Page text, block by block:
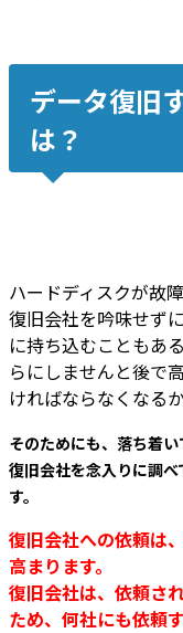
データ復旧
は？
ハードディスクが故
復旧会社を吟味せず
に持ち込むこともあ
らにしませんと後で
ければならなくなるか
そのためにも、落ち着い
復旧会社を念入りに調
す。
復旧会社への依頼は
高まります。
復旧会社は、依頼さ
ため、何社にも依頼